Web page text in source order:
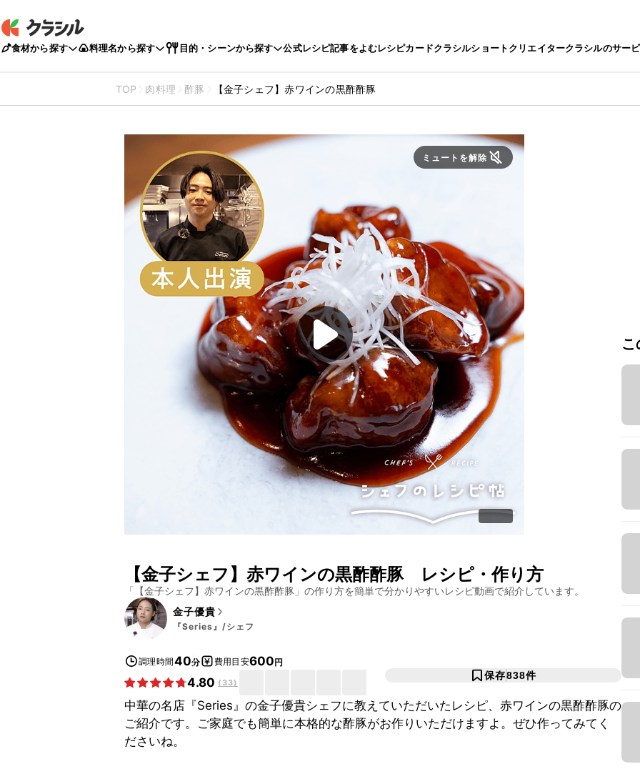
食材から探す 料理名から探す 目的・シーンから探す 公式レシピ記事をよむレシピカードクラシルショートクリエイタークラシルのサー
TOP 肉料理 酢豚 【金子シェフ】赤ワインの黒酢酢豚
ミュートを解除
【金子シェフ】赤ワインの黒酢酢豚レシピ・作り方
「 【金子シェフ】赤ワインの黒酢酢豚 」の作り方を簡単で分かりやすいレシピ動画で紹介しています。
金子優貴
『Series』/シェフ
調理時間40分 費用目安600円
4.80 ( 33)
保存838件
中華の名店『Series』の金子優貴シェフに教えていただいたレシピ、赤ワインの黒酢酢豚の
ご紹介です。ご家庭でも簡単に本格的な酢豚がお作りいただけますよ。ぜひ作ってみてく
ださいね。